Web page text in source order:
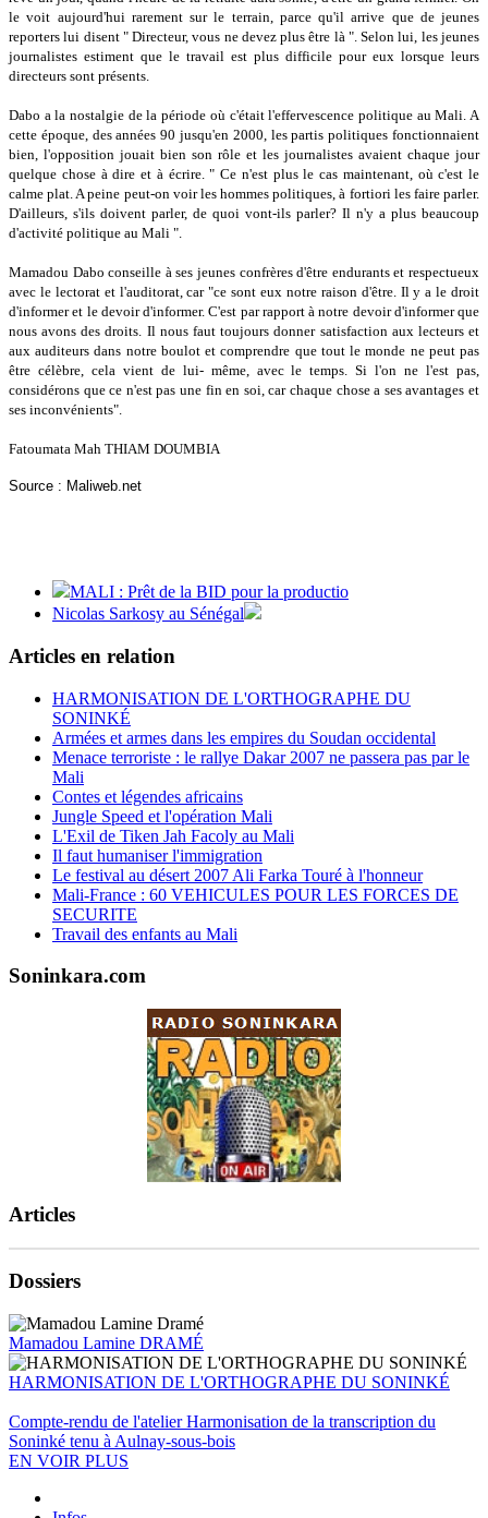
le voit aujourd'hui rarement sur le terrain, parce qu'il arrive que de jeunes
reporters lui disent " Directeur, vous ne devez plus être là ". Selon lui, les jeunes
journalistes estiment que le travail est plus difficile pour eux lorsque leurs
directeurs sont présents.
Dabo a la nostalgie de la période où c'était l'effervescence politique au Mali. A
cette époque, des années 90 jusqu'en 2000, les partis politiques fonctionnaient
bien, l'opposition jouait bien son rôle et les journalistes avaient chaque jour
quelque chose à dire et à écrire. " Ce n'est plus le cas maintenant, où c'est le
calme plat. A peine peut-on voir les hommes politiques, à fortiori les faire parler.
D'ailleurs, s'ils doivent parler, de quoi vont-ils parler? Il n'y a plus beaucoup
d'activité politique au Mali ".
Mamadou Dabo conseille à ses jeunes confrères d'être endurants et respectueux
avec le lectorat et l'auditorat, car "ce sont eux notre raison d'être. Il y a le droit
d'informer et le devoir d'informer. C'est par rapport à notre devoir d'informer que
nous avons des droits. Il nous faut toujours donner satisfaction aux lecteurs et
aux auditeurs dans notre boulot et comprendre que tout le monde ne peut pas
être célèbre, cela vient de lui- même, avec le temps. Si l'on ne l'est pas,
considérons que ce n'est pas une fin en soi, car chaque chose a ses avantages et
ses inconvénients".
Fatoumata Mah THIAM DOUMBIA
Source : Maliweb.net
MALI : Prêt de la BID pour la productio
Nicolas Sarkosy au Sénégal
Articles en relation
HARMONISATION DE L'ORTHOGRAPHE DU
SONINKÉ
Armées et armes dans les empires du Soudan occidental
Menace terroriste : le rallye Dakar 2007 ne passera pas par le
Mali
Contes et légendes africains
Jungle Speed et l'opération Mali
L'Exil de Tiken Jah Facoly au Mali
Il faut humaniser l'immigration
Le festival au désert 2007 Ali Farka Touré à l'honneur
Mali-France : 60 VEHICULES POUR LES FORCES DE
SECURITE
Travail des enfants au Mali
Soninkara.com
Articles
Dossiers
Mamadou Lamine DRAMÉ
HARMONISATION DE L'ORTHOGRAPHE DU SONINKÉ
Compte-rendu de l'atelier Harmonisation de la transcription du
Soninké tenu à Aulnay-sous-bois
EN VOIR PLUS